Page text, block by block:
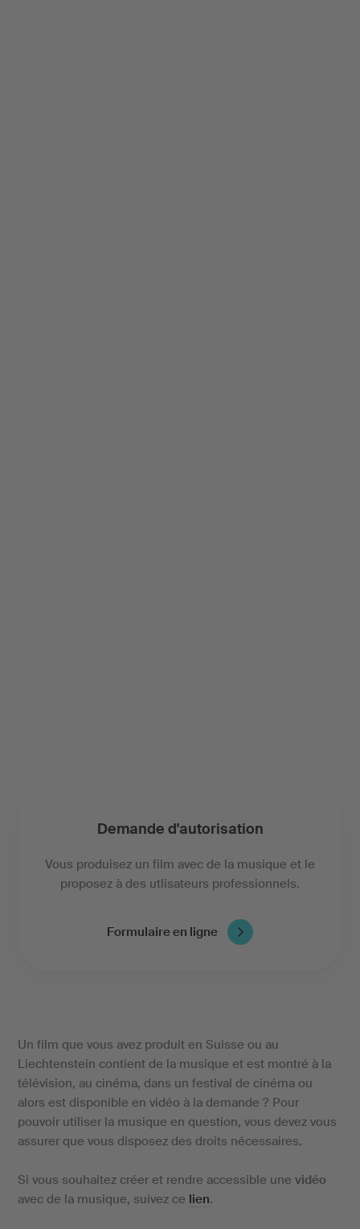
Demande d'autorisation
Vous produisez un film avec de la musique et le
proposez à des utlisateurs professionnels.
Formulaire en ligne
Un film que vous avez produit en Suisse ou au
Liechtenstein contient de la musique et est montré à la
télévision, au cinéma, dans un festival de cinéma ou
alors est disponible en vidéo à la demande ? Pour
pouvoir utiliser la musique en question, vous devez vous
assurer que vous disposez des droits nécessaires.
Si vous souhaitez créer et rendre accessible une vidéo
avec de la musique, suivez ce lien.